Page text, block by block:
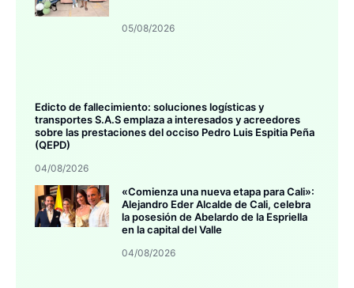
05/08/2026
Edicto de fallecimiento: soluciones logísticas y
transportes S.A.S emplaza a interesados y acreedores
sobre las prestaciones del occiso Pedro Luis Espitia Peña
(QEPD)
04/08/2026
«Comienza una nueva etapa para Cali»:
Alejandro Eder Alcalde de Cali, celebra
la posesión de Abelardo de la Espriella
en la capital del Valle
04/08/2026